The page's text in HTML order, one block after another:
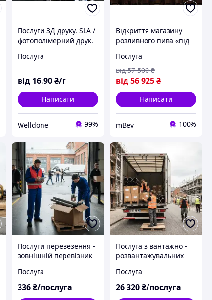
Послуги 3Д друку. SLA /
фотополімерний друк.
матеріали
Послуга
від 16.90 ₴/г
Написати
Welldone 99%
Відкриття магазину
розливного пива «під
Послуга
від56 925₴
від 57 500 ₴
Написати
mBev 100%
Послуги перевезення -
зовнішній перевізник
Послуга
336 ₴/послуга
Послуга з вантажно -
розвантажувальних
Послуга
26 320₴/послуга